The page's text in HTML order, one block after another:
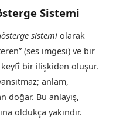
Sistemi
sistemi olarak
(ses imgesi) ve bir
keyfî bir ilişkiden oluşur.
anlam,
doğar. Bu anlayış,
oldukça yakındır.